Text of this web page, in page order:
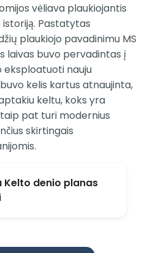
vėliava plaukiojantis
Pastatytas
plaukiojo pavadinimu MS
laivas buvo pervadintas į
eksploatuoti nauju
kelis kartus atnaujinta,
keltu, koks yra
pat turi modernius
skirtingais
Kelto denio planas